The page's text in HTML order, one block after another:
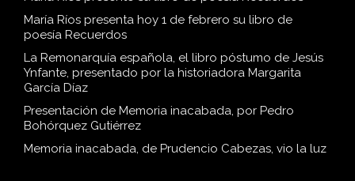
María Ríos presenta hoy 1 de febrero su libro de
poesía Recuerdos
La Remonarquía española, el libro póstumo de Jesús
Ynfante, presentado por la historiadora Margarita
García Díaz
Presentación de Memoria inacabada, por Pedro
Bohórquez Gutiérrez
Memoria inacabada, de Prudencio Cabezas, vio la luz